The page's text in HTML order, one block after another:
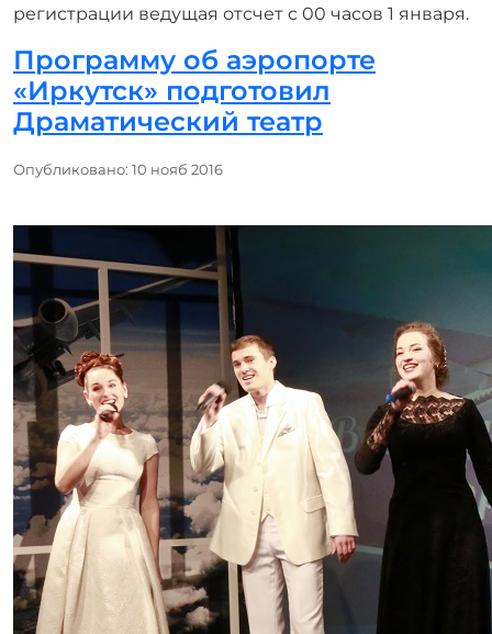
регистрации ведущая отсчет с 00 часов 1 января.
Программу об аэропорте
«Иркутск» подготовил
Драматический театр
Информация о материале
Опубликовано: 10 нояб 2016